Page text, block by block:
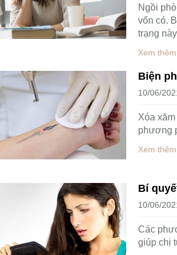
Ngồi
vốn có.
trạng
Xem thêm
Biện
10/06/
Xóa
phương
Xem thêm
Bí
10/06/
Các
giúp chị